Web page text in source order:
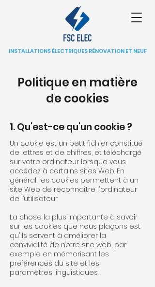
INSTALLATIONS ÉLECTRIQUES RÉNOVATION ET NEUF
Politique en matière
de cookies
1. Qu'est-ce qu'un cookie ?
Un cookie est un petit fichier constitué
de lettres et de chiffres, et téléchargé
sur votre ordinateur lorsque vous
accédez à certains sites Web. En
général, les cookies permettent à un
site Web de reconnaître l'ordinateur
de l’utilisateur.
La chose la plus importante à savoir
sur les cookies que nous plaçons est
qu'ils servent à améliorer la
convivialité de notre site web, par
exemple en mémorisant les
préférences du site et les
paramètres linguistiques.